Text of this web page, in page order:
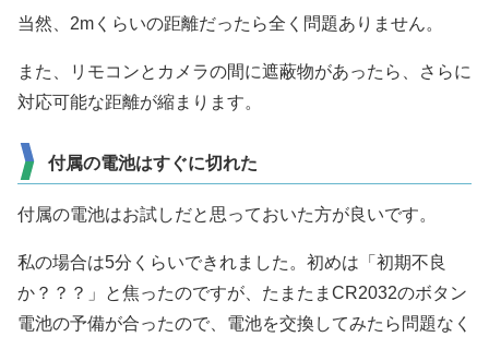
当然、2mくらいの距離だったら全く問題ありません。
また、リモコンとカメラの間に遮蔽物があったら、さらに
対応可能な距離が縮まります。
付属の電池はすぐに切れた
付属の電池はお試しだと思っておいた方が良いです。
私の場合は5分くらいできれました。初めは「初期不良
か？？？」と焦ったのですが、たまたまCR2032のボタン
電池の予備が合ったので、電池を交換してみたら問題なく